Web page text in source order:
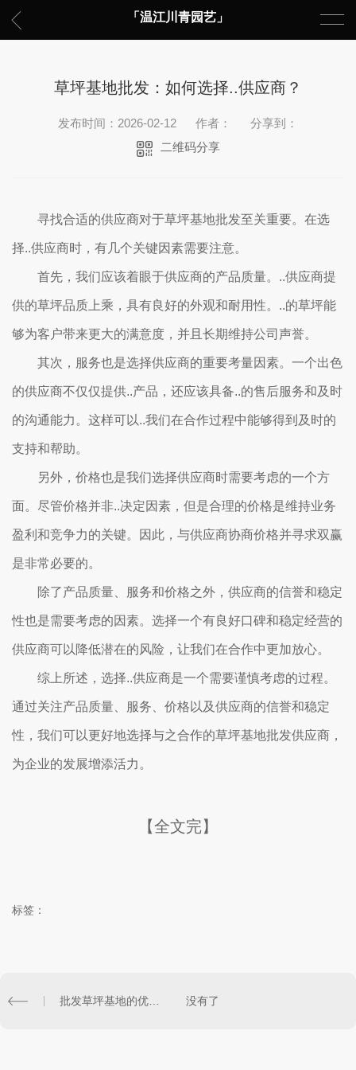
「温江川青园艺」
草坪基地批发：如何选择..供应商？
发布时间：2026-02-12 作者：
分享到：
二维码分享
寻找合适的供应商对于草坪基地批发至关重要。在选
择..供应商时，有几个关键因素需要注意。
首先，我们应该着眼于供应商的产品质量。..供应商提
供的草坪品质上乘，具有良好的外观和耐用性。..的草坪能
够为客户带来更大的满意度，并且长期维持公司声誉。
其次，服务也是选择供应商的重要考量因素。一个出色
的供应商不仅仅提供..产品，还应该具备..的售后服务和及时
的沟通能力。这样可以..我们在合作过程中能够得到及时的
支持和帮助。
另外，价格也是我们选择供应商时需要考虑的一个方
面。尽管价格并非..决定因素，但是合理的价格是维持业务
盈利和竞争力的关键。因此，与供应商协商价格并寻求双赢
是非常必要的。
除了产品质量、服务和价格之外，供应商的信誉和稳定
性也是需要考虑的因素。选择一个有良好口碑和稳定经营的
供应商可以降低潜在的风险，让我们在合作中更加放心。
综上所述，选择..供应商是一个需要谨慎考虑的过程。
通过关注产品质量、服务、价格以及供应商的信誉和稳定
性，我们可以更好地选择与之合作的草坪基地批发供应商，
为企业的发展增添活力。
【全文完】
标签：
没有了